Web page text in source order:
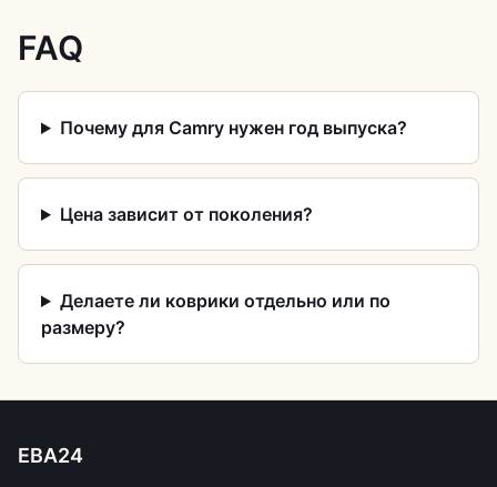
FAQ
Почему для Camry нужен год выпуска?
Цена зависит от поколения?
Делаете ли коврики отдельно или по
размеру?
ЕВА24